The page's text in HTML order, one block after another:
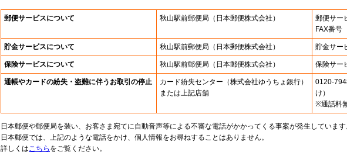
郵便サービスについて 秋山駅前郵便局 （日本郵便株式会社） 郵便サー
FAX番号
貯金サービスについて 秋山駅前郵便局 （日本郵便株式会社） 貯金サー
保険サービスについて 秋山駅前郵便局 （日本郵便株式会社） 保険サー
通帳やカードの紛失・盗難に伴うお取引の停止 カード紛失センター （株式会社ゆうちょ銀行）
または上記店舗
0120-
け）
※通話料
日本郵便や郵便局を装い、お客さま宛てに自動音声等による不審な電話がかかってくる事案が発生しています
日本郵便では、上記のような電話をかけ、個人情報をお尋ねすることはありません。
詳しくはこちら をご覧ください。